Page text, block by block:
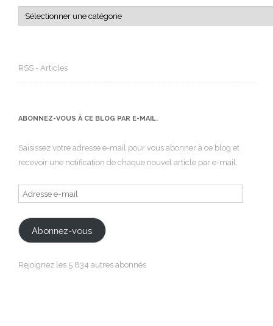
Catégories
RSS - Articles
ABONNEZ-VOUS À CE BLOG PAR E-MAIL.
Saisissez votre adresse e-mail pour vous abonner à ce blog et
recevoir une notification de chaque nouvel article par e-mail.
Adresse
e-
mail
Abonnez-vous
Rejoignez les 5 834 autres abonnés